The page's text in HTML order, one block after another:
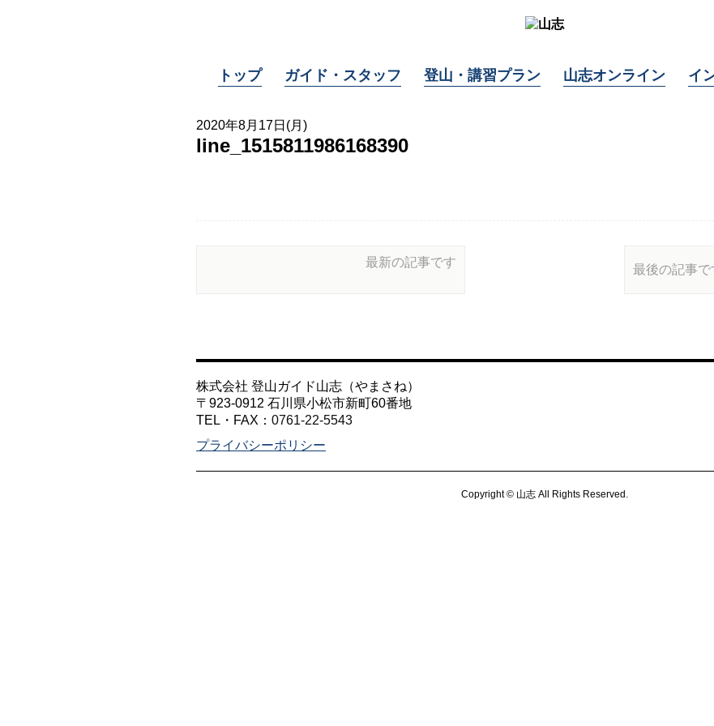
トップ ガイド・スタッフ 登山・講習プラン 山志オンライン イ
2020年8月17日(月)
line_1515811986168390
最新の記事です
最後の記事で
株式会社 登山ガイド山志（やまさね）
〒923-0912 石川県小松市新町60番地
TEL・FAX： 0761-22-5543
プライバシーポリシー
Copyright © 山志 All Rights Reserved.